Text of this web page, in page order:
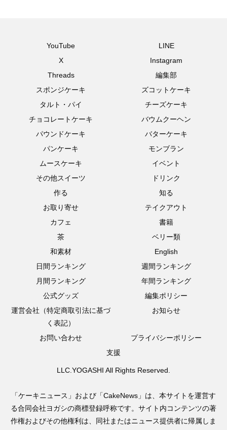
YouTube
LINE
X
Instagram
Threads
編集部
スポンジケーキ
ズコットケーキ
タルト・パイ
チーズケーキ
チョコレートケーキ
バウムクーヘン
パウンドケーキ
バターケーキ
パンケーキ
モンブラン
ムースケーキ
イベント
その他スイーツ
ドリンク
作る
知る
お取り寄せ
テイクアウト
カフェ
書籍
茶
ベリー類
和素材
English
日間ランキング
週間ランキング
月間ランキング
年間ランキング
公式グッズ
編集ポリシー
運営会社（特定商取引法に基づ
く表記）
お知らせ
お問い合わせ
プライバシーポリシー
支援
LLC.YOGASHI All Rights Reserved.
「ケーキニュース」および「CakeNews」は、本サイトを運営す
る合同会社ヨガシの商標登録呼称です。サイト内コンテンツの著
作権およびその他権利は、同社またはニュース提供者に帰属しま